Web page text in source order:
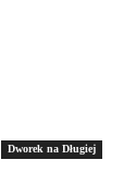
Dworek na Długiej